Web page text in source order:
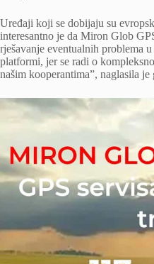
Uređaji koji se dobijaju su
interesantno je da Miron Glob
rješavanje eventualnih problema
platformi, jer se radi o
našim kooperantima”, naglasila je